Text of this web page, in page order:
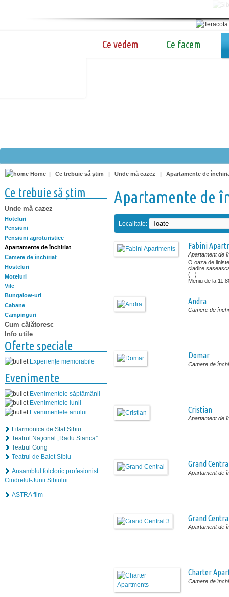
Ce vedem Ce facem
Home | Ce trebuie să știm | Unde mă cazez | Apartamente de
Ce trebuie să știm
Unde mă cazez
Hoteluri
Pensiuni
Pensiuni agroturistice
Apartamente de închiriat
Camere de închiriat
Hosteluri
Moteluri
Vile
Bungalow-uri
Cabane
Campinguri
Cum călătoresc
Info utile
Oferte speciale
Experiențe memorabile
Evenimente
Evenimentele săptămânii
Evenimentele lunii
Evenimentele anului
Filarmonica de Stat Sibiu
Teatrul Naţional „Radu Stanca”
Teatrul Gong
Teatrul de Balet Sibiu
Ansamblul folcloric profesionist
Cindrelul-Junii Sibiului
ASTRA film
Apartamente de
Localitate:
Fabini
Apartament de
O oaza de
cladire
(...)
Meniu de la
Andra
Camere de
Domar
Camere de
Cristian
Apartament de
Grand
Apartament de
Grand
Apartament de
Charter
Camere de